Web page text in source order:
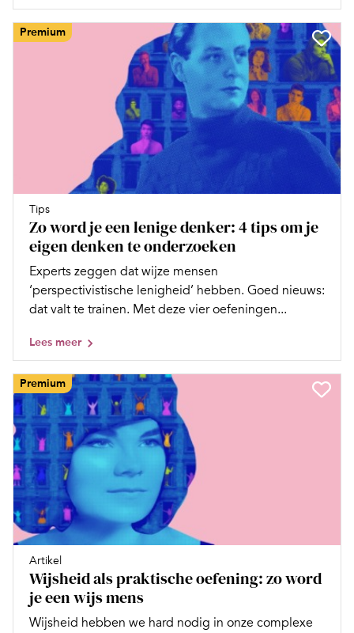
Premium
Tips
Zo word je een lenige denker: 4 tips om je
eigen denken te onderzoeken
Experts zeggen dat wijze mensen
‘perspectivistische lenigheid’ hebben. Goed nieuws:
dat valt te trainen. Met deze vier oefeningen...
Lees meer
Premium
Artikel
Wijsheid als praktische oefening: zo word
je een wijs mens
Wijsheid hebben we hard nodig in onze complexe